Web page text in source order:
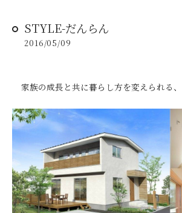
STYLE-だんらん
2016/05/09
家族の成長と共に暮らし方を変えられる、